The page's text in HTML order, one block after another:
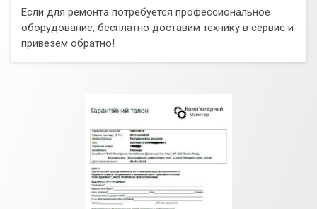
Если для ремонта потребуется профессиональное
оборудование, бесплатно доставим технику в сервис и
привезем обратно!